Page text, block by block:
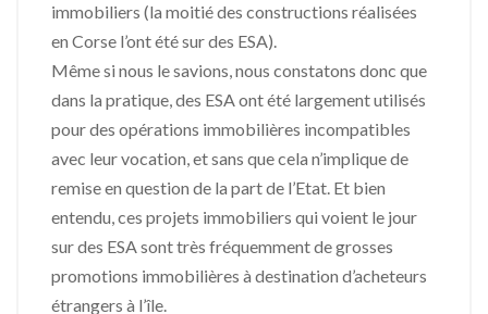
immobiliers (la moitié des constructions réalisées
en Corse l’ont été sur des ESA).
Même si nous le savions, nous constatons donc que
dans la pratique, des ESA ont été largement utilisés
pour des opérations immobilières incompatibles
avec leur vocation, et sans que cela n’implique de
remise en question de la part de l’Etat. Et bien
entendu, ces projets immobiliers qui voient le jour
sur des ESA sont très fréquemment de grosses
promotions immobilières à destination d’acheteurs
étrangers à l’île.